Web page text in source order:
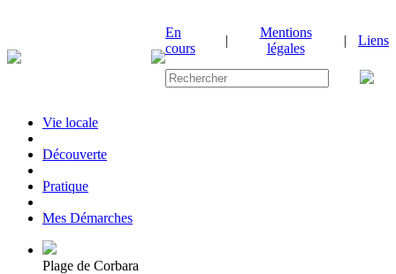
En
cours
|
Mentions
légales
| Liens
Vie locale
|Découverte
|Pratique
|Mes Démarches
Plage de Corbara